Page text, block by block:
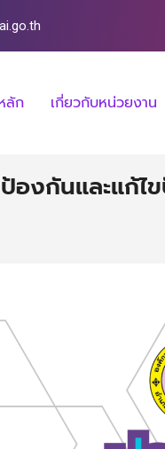
ลัก เกี่ยวกับหน่วยงาน
องกันและแก้